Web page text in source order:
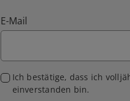
E-Mail
Ich bestätige, dass ich
einverstanden bin.